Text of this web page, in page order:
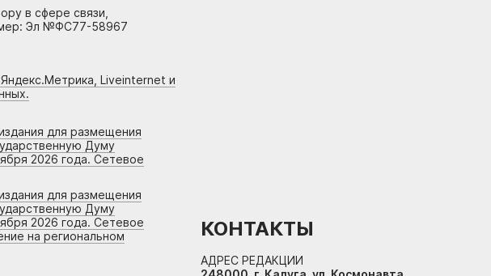
в сфере связи,
Эл №ФС77-58967
Liveinternet и
для размещения
Думу
2026 года. Сетевое
для размещения
Думу
2026 года. Сетевое
на региональном
КОНТАКТЫ
АДРЕС РЕДАКЦИИ